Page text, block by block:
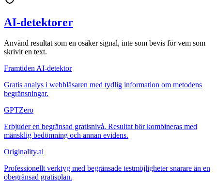
AI-detektorer
Använd resultat som en osäker signal, inte som bevis för vem som
skrivit en text.
Framtiden AI-detektor
Gratis analys i webbläsaren med tydlig information om metodens
begränsningar.
GPTZero
Erbjuder en begränsad gratisnivå. Resultat bör kombineras med
mänsklig bedömning och annan evidens.
Originality.ai
Professionellt verktyg med begränsade testmöjligheter snarare än en
obegränsad gratisplan.